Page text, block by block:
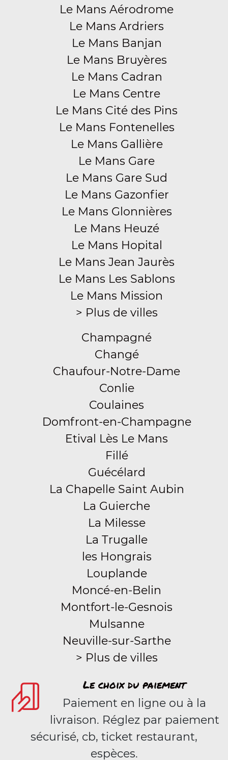
Le Mans Aérodrome
Le Mans Ardriers
Le Mans Banjan
Le Mans Bruyères
Le Mans Cadran
Le Mans Centre
Le Mans Cité des Pins
Le Mans Fontenelles
Le Mans Gallière
Le Mans Gare
Le Mans Gare Sud
Le Mans Gazonfier
Le Mans Glonnières
Le Mans Heuzé
Le Mans Hopital
Le Mans Jean Jaurès
Le Mans Les Sablons
Le Mans Mission
> Plus de villes
Champagné
Changé
Chaufour-Notre-Dame
Conlie
Coulaines
Domfront-en-Champagne
Etival Lès Le Mans
Fillé
Guécélard
La Chapelle Saint Aubin
La Guierche
La Milesse
La Trugalle
les Hongrais
Louplande
Moncé-en-Belin
Montfort-le-Gesnois
Mulsanne
Neuville-sur-Sarthe
> Plus de villes
Le choix du paiement
Paiement en ligne ou à la
livraison. Réglez par paiement
sécurisé, cb, ticket restaurant,
espèces.